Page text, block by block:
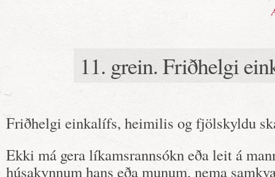
11. grein. Friðhelgi
Friðhelgi einkalífs, heimilis og fjölskyldu
Ekki má gera líkamsrannsókn eða leit á
húsakynnum hans eða munum, nema